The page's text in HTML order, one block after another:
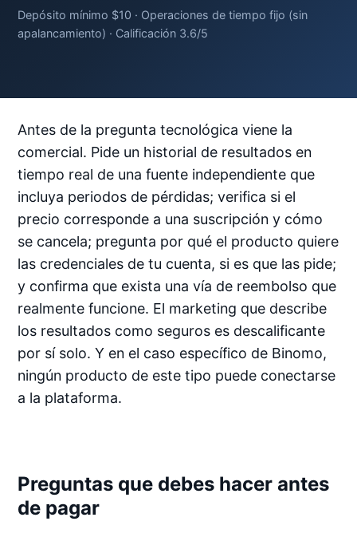
Depósito mínimo $10 · Operaciones de tiempo fijo (sin
apalancamiento) · Calificación 3.6/5
Antes de la pregunta tecnológica viene la
comercial. Pide un historial de resultados en
tiempo real de una fuente independiente que
incluya periodos de pérdidas; verifica si el
precio corresponde a una suscripción y cómo
se cancela; pregunta por qué el producto quiere
las credenciales de tu cuenta, si es que las pide;
y confirma que exista una vía de reembolso que
realmente funcione. El marketing que describe
los resultados como seguros es descalificante
por sí solo. Y en el caso específico de Binomo,
ningún producto de este tipo puede conectarse
a la plataforma.
Preguntas que debes hacer antes
de pagar